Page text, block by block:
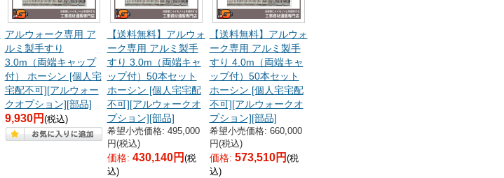
アルウォーク専用 ア
ルミ製手すり
3.0m（両端キャップ
付） ホーシン [個人宅
宅配不可][アルウォー
クオプション][部品]
9,930円 (税込)
【送料無料】アルウォ
ーク専用 アルミ製手
すり 3.0m（両端キャ
ップ付）50本セット
ホーシン [個人宅宅配
不可][アルウォークオ
プション][部品]
希望小売価格: 495,000
円(税込)
価格: 430,140円 (税
込)
【送料無料】アルウォ
ーク専用 アルミ製手
すり 4.0m（両端キャ
ップ付）50本セット
ホーシン [個人宅宅配
不可][アルウォークオ
プション][部品]
希望小売価格: 660,000
円(税込)
価格: 573,510円 (税
込)